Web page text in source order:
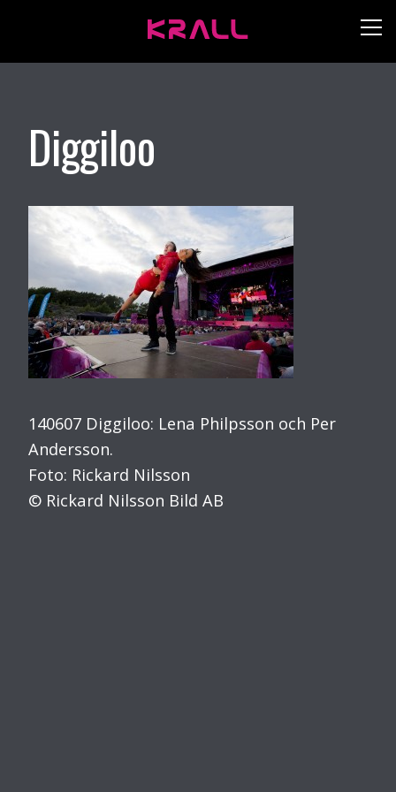
Diggiloo
140607 Diggiloo: Lena Philpsson och Per
Andersson.
Foto: Rickard Nilsson
© Rickard Nilsson Bild AB